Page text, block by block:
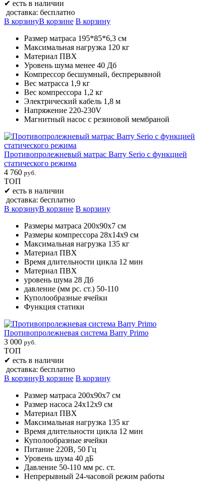
✔ есть в наличии
доставка: бесплатно
В корзинуВ корзине В корзину
Размер матраса 195*85*6,3 см
Максимальная нагрузка 120 кг
Материал ПВХ
Уровень шума менее 40 Дб
Компрессор бесшумный, беспрерывной
Вес матрасса 1,9 кг
Вес компрессора 1,2 кг
Электрический кабель 1,8 м
Напряжение 220-230V
Магнитный насос с резиновой мембраной
Противопролежневый матрас Barry Serio с функцией
статического режима
4 760 руб.
ТОП
✔ есть в наличии
доставка: бесплатно
В корзинуВ корзине В корзину
Размеры матраса 200х90х7 см
Размеры компрессора 28х14х9 см
Максимальная нагрузка 135 кг
Материал ПВХ
Время длительности цикла 12 мин
Материал ПВХ
уровень шума 28 Дб
давление (мм рс. ст.) 50-110
Куполообразные ячейки
Функция статики
Противопролежневая система Barry Primo
3 000 руб.
ТОП
✔ есть в наличии
доставка: бесплатно
В корзинуВ корзине В корзину
Размер матраса 200х90х7 см
Размер насоса 24х12х9 см
Материал ПВХ
Максимальная нагрузка 135 кг
Время длительности цикла 12 мин
Куполообразные ячейки
Питание 220В, 50 Гц
Уровень шума 40 дБ
Давление 50-110 мм рс. ст.
Непрерывный 24-часовой режим работы